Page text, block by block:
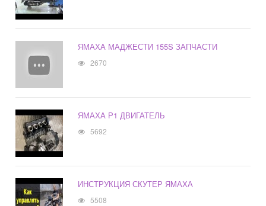
ЯМАХА МАДЖЕСТИ 155S ЗАПЧАСТИ
2670
ЯМАХА Р1 ДВИГАТЕЛЬ
5692
ИНСТРУКЦИЯ СКУТЕР ЯМАХА
5508